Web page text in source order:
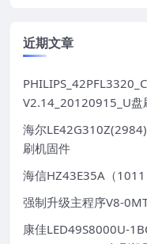
近期文章
V2.14_20120915_U盘
海尔
刷机固件
海信HZ43E35A（
强制升级主程序V8-
康佳LED49S8000U-